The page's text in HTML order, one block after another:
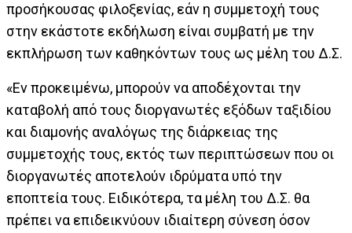
προσήκουσας φιλοξενίας, εάν η συμμετοχή τους
στην εκάστοτε εκδήλωση είναι συμβατή με την
εκπλήρωση των καθηκόντων τους ως μέλη του Δ.Σ.
«Εν προκειμένω, μπορούν να αποδέχονται την
καταβολή από τους διοργανωτές εξόδων ταξιδίου
και διαμονής αναλόγως της διάρκειας της
συμμετοχής τους, εκτός των περιπτώσεων που οι
διοργανωτές αποτελούν ιδρύματα υπό την
εποπτεία τους. Ειδικότερα, τα μέλη του Δ.Σ. θα
πρέπει να επιδεικνύουν ιδιαίτερη σύνεση όσον